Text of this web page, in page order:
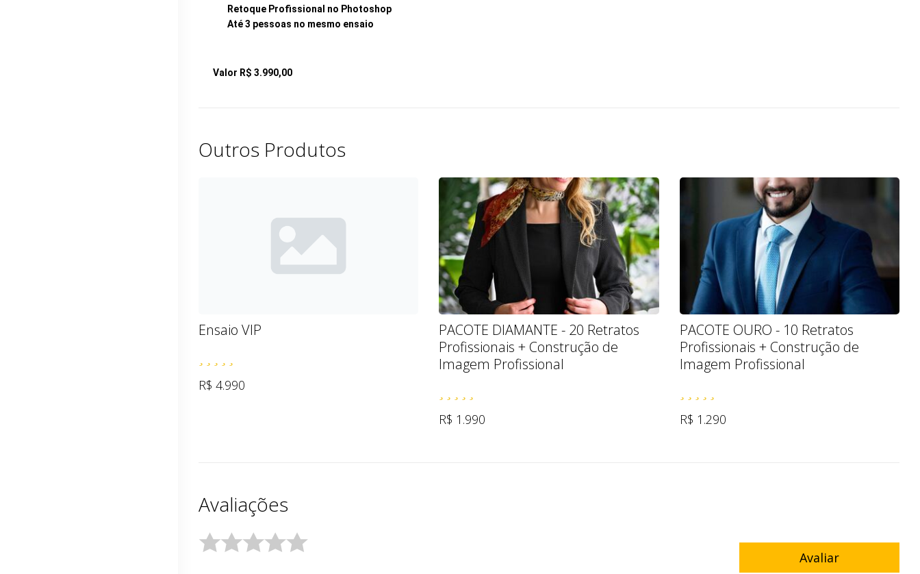
Retoque Profissional no Photoshop
Até 3 pessoas no mesmo ensaio
Valor R$ 3.990,00
Outros Produtos
Ensaio VIP
R$ 4.990
PACOTE DIAMANTE - 20 Retratos
Profissionais + Construção de
Imagem Profissional
R$ 1.990
PACOTE OURO - 10 Retratos
Profissionais + Construção de
Imagem Profissional
R$ 1.290
Avaliações
Avaliar